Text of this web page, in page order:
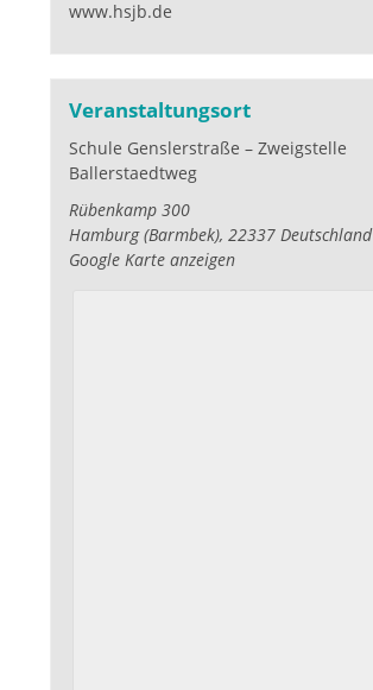
www.hsjb.de
Veranstaltungsort
Schule Genslerstraße – Zweigstelle
Ballerstaedtweg
Rübenkamp 300
Hamburg (Barmbek), 22337 Deutschland
Google Karte anzeigen